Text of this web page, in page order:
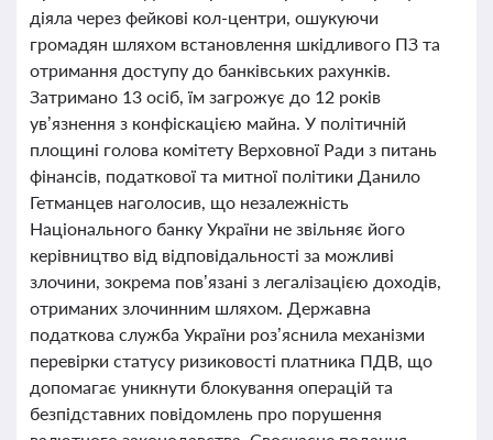
діяла через фейкові кол-центри, ошукуючи
громадян шляхом встановлення шкідливого ПЗ та
отримання доступу до банківських рахунків.
Затримано 13 осіб, їм загрожує до 12 років
ув’язнення з конфіскацією майна. У політичній
площині голова комітету Верховної Ради з питань
фінансів, податкової та митної політики Данило
Гетманцев наголосив, що незалежність
Національного банку України не звільняє його
керівництво від відповідальності за можливі
злочини, зокрема пов’язані з легалізацією доходів,
отриманих злочинним шляхом. Державна
податкова служба України роз’яснила механізми
перевірки статусу ризиковості платника ПДВ, що
допомагає уникнути блокування операцій та
безпідставних повідомлень про порушення